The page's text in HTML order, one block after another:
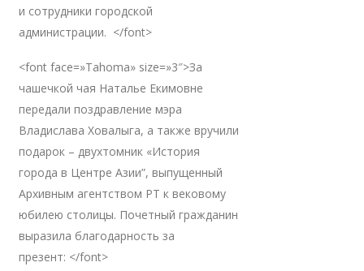
и сотрудники городской
администрации. </font>
<font face=»Tahoma» size=»3″>За
чашечкой чая Наталье Екимовне
передали поздравление мэра
Владислава Ховалыга, а также вручили
подарок – двухтомник «История
города в Центре Азии”, выпущенный
Архивным агентством РТ к вековому
юбилею столицы. Почетный гражданин
выразила благодарность за
презент: </font>